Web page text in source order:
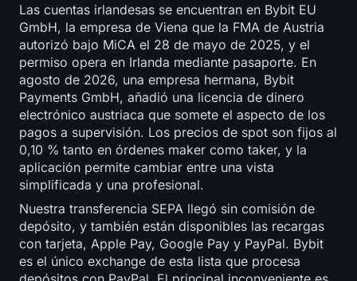
Las cuentas irlandesas se encuentran en Bybit EU
GmbH, la empresa de Viena que la FMA de Austria
autorizó bajo MiCA el 28 de mayo de 2025, y el
permiso opera en Irlanda mediante pasaporte. En
agosto de 2026, una empresa hermana, Bybit
Payments GmbH, añadió una licencia de dinero
electrónico austriaca que somete el aspecto de los
pagos a supervisión. Los precios de spot son fijos al
0,10 % tanto en órdenes maker como taker, y la
aplicación permite cambiar entre una vista
simplificada y una profesional.
Nuestra transferencia SEPA llegó sin comisión de
depósito, y también están disponibles las recargas
con tarjeta, Apple Pay, Google Pay y PayPal. Bybit
es el único exchange de esta lista que procesa